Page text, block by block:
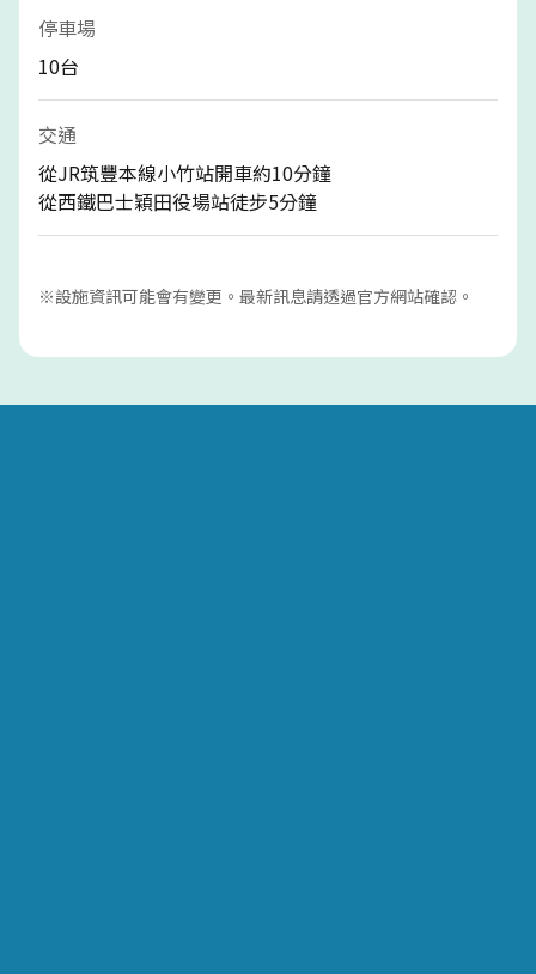
停車場
10台
交通
從JR筑豐本線小竹站開車約10分鐘
從西鐵巴士穎田役場站徒步5分鐘
※設施資訊可能會有變更。最新訊息請透過官方網站確認。